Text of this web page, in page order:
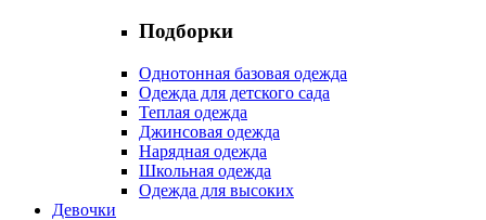
Подборки
Однотонная базовая одежда
Одежда для детского сада
Теплая одежда
Джинсовая одежда
Нарядная одежда
Школьная одежда
Одежда для высоких
Девочки